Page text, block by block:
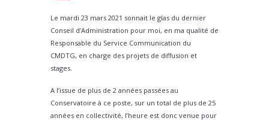
Le mardi 23 mars 2021 sonnait le glas du dernier
Conseil d’Administration pour moi, en ma qualité de
Responsable du Service Communication du
CMDTG, en charge des projets de diffusion et
stages.
A l’issue de plus de 2 années passées au
Conservatoire à ce poste, sur un total de plus de 25
années en collectivité, l’heure est donc venue pour